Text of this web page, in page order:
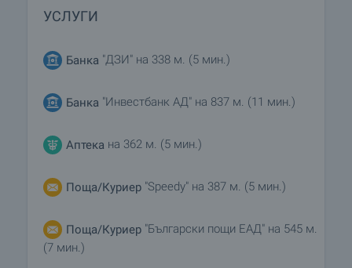
УСЛУГИ
Банка "ДЗИ" на 338 м. (5 мин.)
Банка "Инвестбанк АД" на 837 м. (11 мин.)
Аптека на 362 м. (5 мин.)
Поща/Куриер "Speedy" на 387 м. (5 мин.)
Поща/Куриер "Български пощи ЕАД" на 545 м.
(7 мин.)